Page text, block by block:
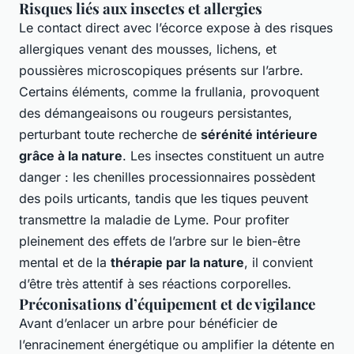
Risques liés aux insectes et allergies
Le contact direct avec l’écorce expose à des risques
allergiques venant des mousses, lichens, et
poussières microscopiques présents sur l’arbre.
Certains éléments, comme la frullania, provoquent
des démangeaisons ou rougeurs persistantes,
perturbant toute recherche de sérénité intérieure
grâce à la nature. Les insectes constituent un autre
danger : les chenilles processionnaires possèdent
des poils urticants, tandis que les tiques peuvent
transmettre la maladie de Lyme. Pour profiter
pleinement des effets de l’arbre sur le bien-être
mental et de la thérapie par la nature, il convient
d’être très attentif à ses réactions corporelles.
Préconisations d’équipement et de vigilance
Avant d’enlacer un arbre pour bénéficier de
l’enracinement énergétique ou amplifier la détente en